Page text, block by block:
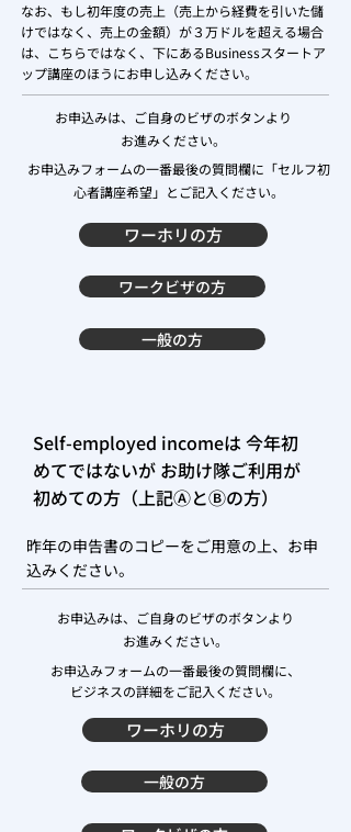
なお、もし初年度の売上（売上から経費を引いた儲
けではなく、売上の金額）が３万ドルを超える場合
は、こちらではなく、下にあるBusinessスタートア
ップ講座のほうにお申し込みください。
お申込みは、ご自身のビザのボタンより
お進みください。
お申込みフォームの一番最後の質問欄に「セルフ初
心者講座希望」とご記入ください。
ワーホリの方
ワークビザの方
一般の方
Self-employed incomeは 今年初
めてではないが お助け隊ご利用が
初めての方（上記ⒶとⒷの方）
昨年の申告書のコピーをご用意の上、お申
込みください。
お申込みは、ご自身のビザのボタンより
お進みください。
お申込みフォームの一番最後の質問欄に、
ビジネスの詳細をご記入ください。
ワーホリの方
一般の方